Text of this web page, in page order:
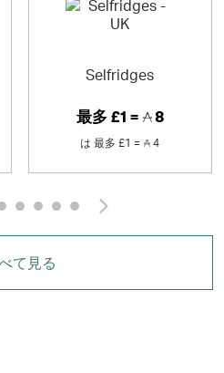
Selfridges
最多 £1 = 8
は 最多 £1 = 4
Go to the
Click
て見る